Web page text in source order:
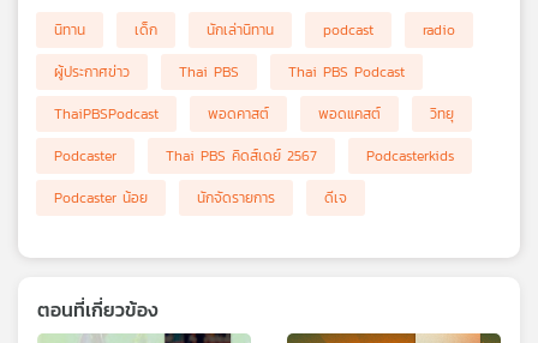
เอส
นิทาน เด็ก นักเล่านิทาน podcast
radio
ผู้ประกาศข่าว
Thai PBS
Thai PBS Podcast
ThaiPBSPodcast
พอดคาสต์ พอดแคสต์
วิทยุ
Podcaster
Thai PBS คิดส์เดย์ 2567
Podcasterkids
Podcaster น้อย
นักจัดรายการ ดีเจ
ตอนที่เกี่ยวข้อง